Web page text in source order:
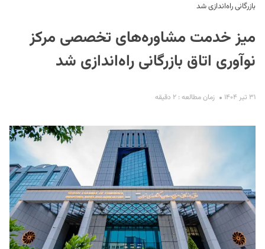
بازرگانی راه‌اندازی شد
میز خدمت مشاوره‌های تخصصی مرکز
نوآوری اتاق بازرگانی راه‌اندازی شد
۳۱ تیر ۱۴۰۴ زمان مطالعه : ۲ دقیقه